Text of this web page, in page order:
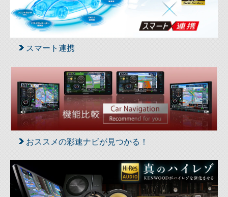
スマート連携
おススメの彩速ナビが見つかる！